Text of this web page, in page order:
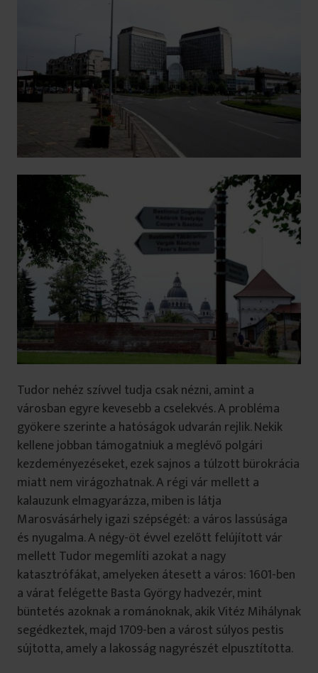
Tudor nehéz szívvel tudja csak nézni, amint a
városban egyre kevesebb a cselekvés. A probléma
gyökere szerinte a hatóságok udvarán rejlik. Nekik
kellene jobban támogatniuk a meglévő polgári
kezdeményezéseket, ezek sajnos a túlzott bürokrácia
miatt nem virágozhatnak. A régi vár mellett a
kalauzunk elmagyarázza, miben is látja
Marosvásárhely igazi szépségét: a város lassúsága
és nyugalma. A négy-öt évvel ezelőtt felújított vár
mellett Tudor megemlíti azokat a nagy
katasztrófákat, amelyeken átesett a város: 1601-ben
a várat felégette Basta György hadvezér, mint
büntetés azoknak a románoknak, akik Vitéz Mihálynak
segédkeztek, majd 1709-ben a várost súlyos pestis
sújtotta, amely a lakosság nagyrészét elpusztította.